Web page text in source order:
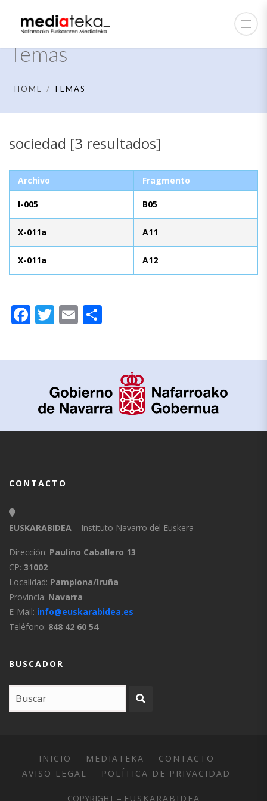
Temas
HOME TEMAS
sociedad [3 resultados]
Archivo Fragmento
I-005 B05
X-011a A11
X-011a A12
Facebook
Twitter
Email
CONTACTO
EUSKARABIDEA – Instituto Navarro del Euskera
Dirección: Paulino Caballero 13
CP: 31002
Localidad: Pamplona/Iruña
Provincia: Navarra
E-Mail: info@euskarabidea.es
Teléfono: 848 42 60 54
BUSCADOR
INICIO MEDIATEKA
CONTACTO
AVISO LEGAL
POLÍTICA DE PRIVACIDAD
COPYRIGHT – EUSKARABIDEA